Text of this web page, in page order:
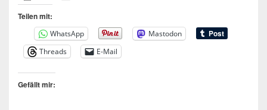
Teilen mit:
WhatsApp
Mastodon
Threads
E-Mail
Gefällt mir: